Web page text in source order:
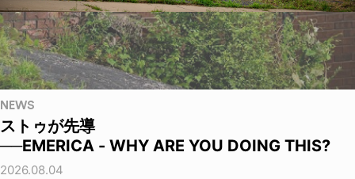
NEWS
ストゥが先導
──EMERICA - WHY ARE YOU DOING THIS?
2026.08.04